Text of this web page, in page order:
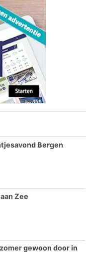
Bergen
Zee
gewoon door in